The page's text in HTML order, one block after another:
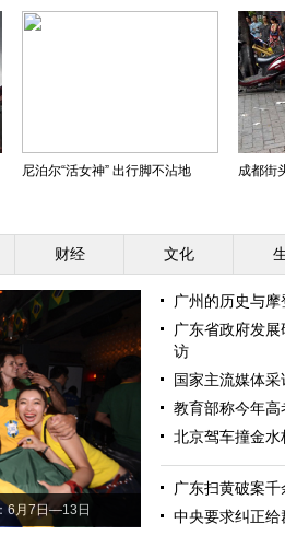
尼泊尔“活女神” 出行脚不沾地 成都街
财经 文化
6月7日—13日
广州的历史与
广东省政府发
访
国家主流媒体
教育部称今年
北京驾车撞金
广东扫黄破案
中央要求纠正